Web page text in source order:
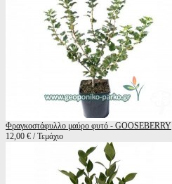
Φραγκοστάφυλλο μαύρο φυτό - GOOSEBERRY
12,00 € / Τεμάχιο